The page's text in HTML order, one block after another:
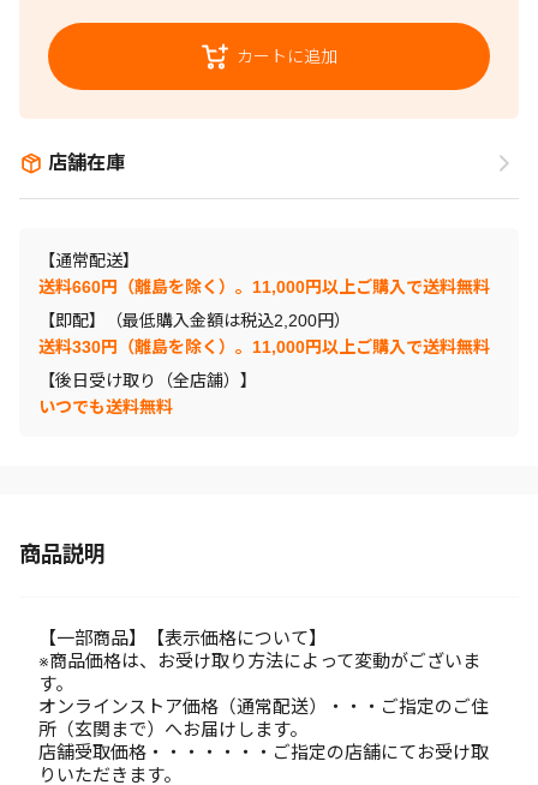
カートに追加
店舗在庫
【通常配送】
送料660円（離島を除く）。11,000円以上ご購入で送料無料
【即配】（最低購入金額は税込2,200円）
送料330円（離島を除く）。11,000円以上ご購入で送料無料
【後日受け取り（全店舗）】
いつでも送料無料
商品説明
【一部商品】【表示価格について】
※商品価格は、お受け取り方法によって変動がございま
す。
オンラインストア価格（通常配送）・・・ご指定のご住
所（玄関まで）へお届けします。
店舗受取価格・・・・・・・ご指定の店舗にてお受け取
りいただきます。